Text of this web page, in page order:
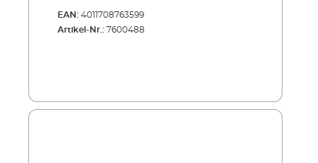
EAN: 4011708763599
Artikel-Nr.: 7600488